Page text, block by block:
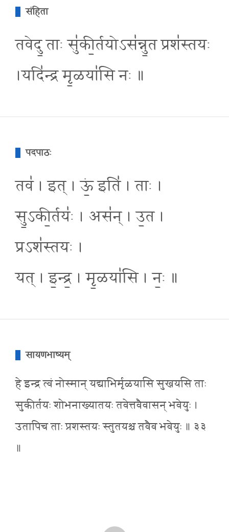
संहिता
तवेदु॒ ताः सु॑की॒र्तयोऽस॑न्नु॒त प्रश॑स्तयः
।यदि॑न्द्र मृ॒ळया॑सि नः ॥
पदपाठः
तव॑ । इत् । ऊं॒ इति॑ । ताः ।
सु॒ऽकी॒र्तयः॑ । अस॑न् । उ॒त ।
प्रऽश॑स्तयः ।
यत् । इ॒न्द्र॒ । मृ॒ळया॑सि । नः॒ ॥
सायणभाष्यम्
हे इन्द्र त्वं नोस्मान् यद्याभिर्मृळयासि सुखयसि ताः
सुकीर्तयः शोभनाख्यातयः तवेत्तवैवासन् भवेयुः ।
उतापिच ताः प्रशस्तयः स्तुतयश्च तवैव भवेयुः ॥ ३३
॥